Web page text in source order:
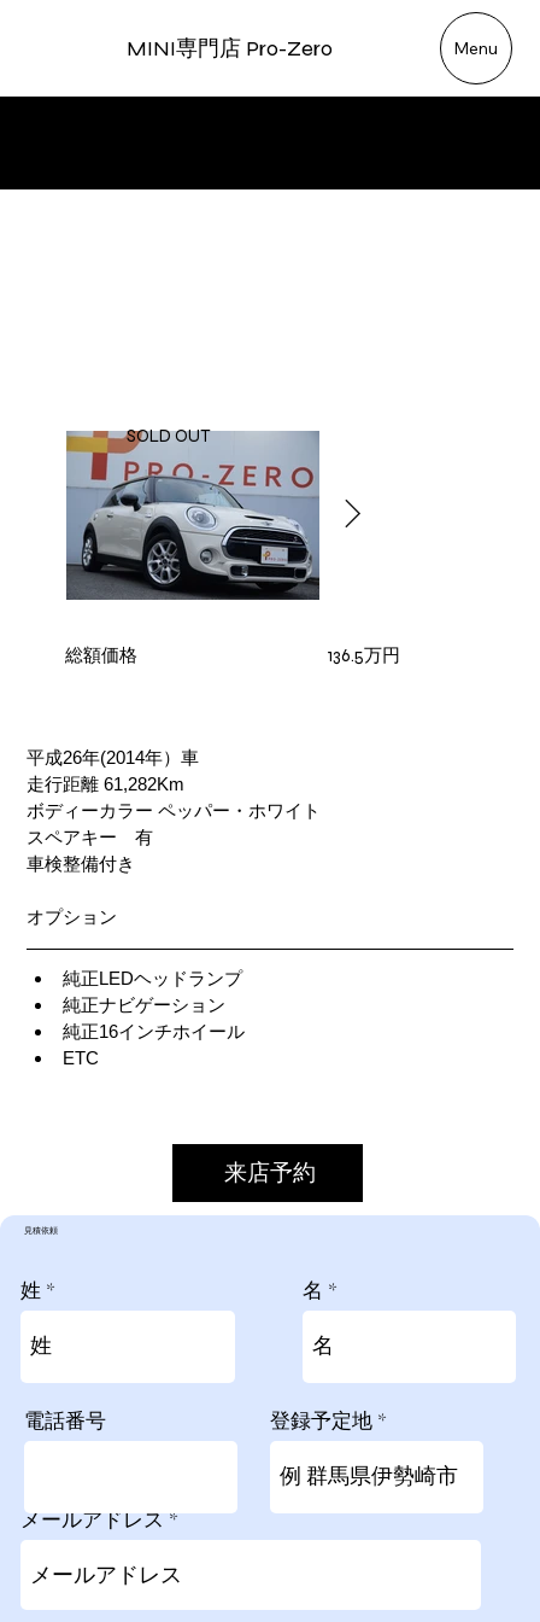
MINI専門店 Pro-Zero Menu
SOLD OUT
来店予約
メールアドレス
登録予定地
電話番号
名
姓
​見積依頼
平成26年(2014年）車
走行距離 61,282Km
ボディーカラー ペッパー・ホワイト
スペアキー　有
車検整備付き
オプション
純正LEDヘッドランプ
純正ナビゲーション
純正16インチホイール
ETC
136.5万円
​総額価格